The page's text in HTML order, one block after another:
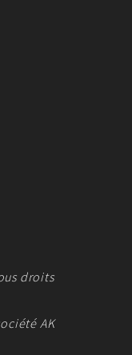
droits
AK